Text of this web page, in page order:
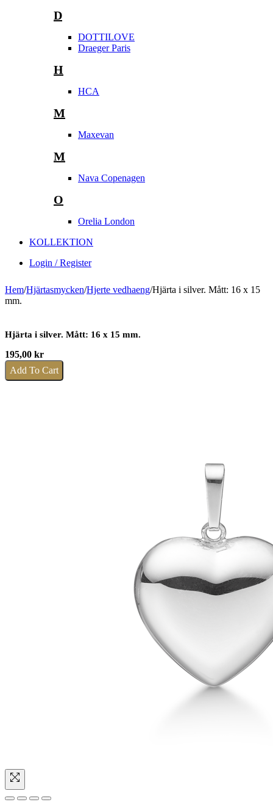
D
DOTTILOVE
Draeger Paris
H
HCA
M
Maxevan
M
Nava Copenagen
O
Orelia London
KOLLEKTION
Login / Register
Hem/Hjärtasmycken/Hjerte vedhaeng/Hjärta i silver. Mått: 16 x 15
mm.
Hjärta i silver. Mått: 16 x 15 mm.
195,00 kr
Add To Cart